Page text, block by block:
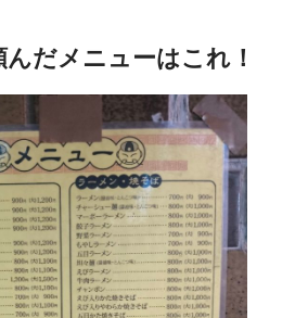
だメニューはこれ！